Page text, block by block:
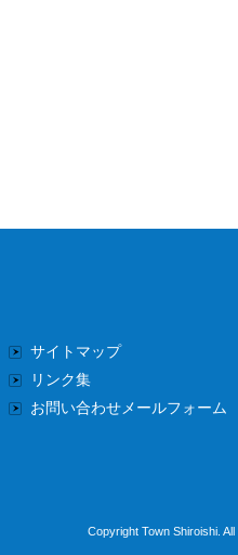
サイトマップ
リンク集
お問い合わせメールフォーム
Copyright Town Shiroishi.